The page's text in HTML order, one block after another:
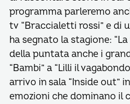
programma parleremo
tv “Braccialetti rossi” e di
ha segnato la stagione:
della puntata anche i
“Bambi” a “Lilli il
arrivo in sala “Inside out”
emozioni che dominano il